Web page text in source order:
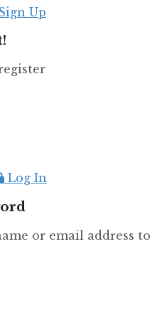
Up
Log In
or email address to